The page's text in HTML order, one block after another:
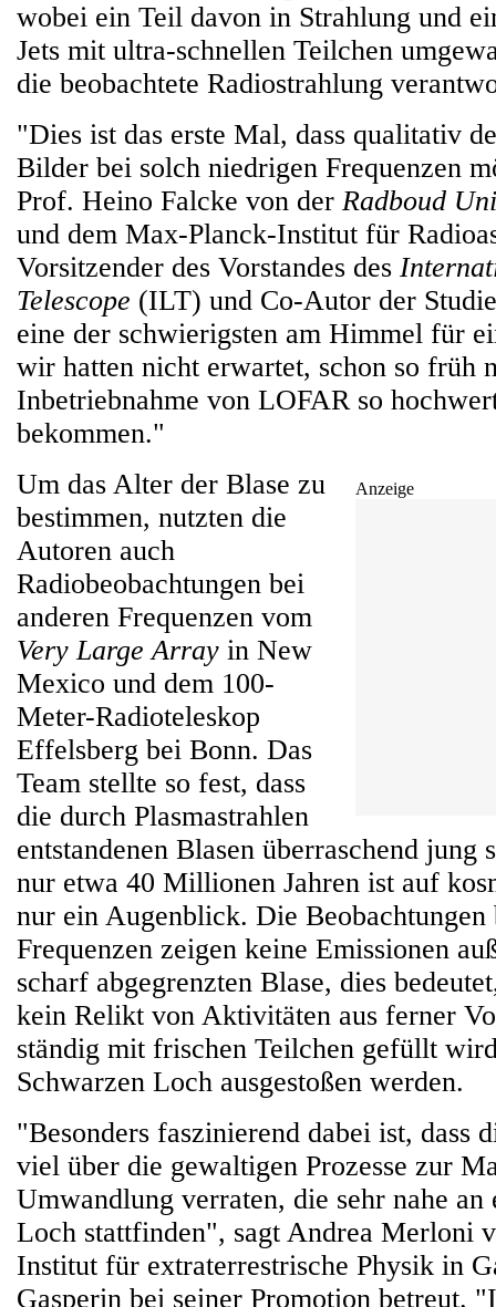
wobei ein Teil davon in Strahlung und
Jets mit ultra-schnellen Teilchen
die beobachtete Radiostrahlung
"Dies ist das erste Mal, dass qualitativ
Bilder bei solch niedrigen Frequenzen
Prof. Heino Falcke von der Radboud
und dem Max-Planck-Institut für
Vorsitzender des Vorstandes des
Telescope (ILT) und Co-Autor der
eine der schwierigsten am Himmel für
wir hatten nicht erwartet, schon so früh
Inbetriebnahme von LOFAR so
bekommen."
Anzeige
Um das Alter der Blase zu
bestimmen, nutzten die
Autoren auch
Radiobeobachtungen bei
anderen Frequenzen vom
Very Large Array in New
Mexico und dem 100-
Meter-Radioteleskop
Effelsberg bei Bonn. Das
Team stellte so fest, dass
die durch Plasmastrahlen
entstandenen Blasen überraschend
nur etwa 40 Millionen Jahren ist auf
nur ein Augenblick. Die Beobachtungen
Frequenzen zeigen keine Emissionen
scharf abgegrenzten Blase, dies
kein Relikt von Aktivitäten aus ferner
ständig mit frischen Teilchen gefüllt
Schwarzen Loch ausgestoßen werden.
"Besonders faszinierend dabei ist, dass
viel über die gewaltigen Prozesse zur
Umwandlung verraten, die sehr nahe an
Loch stattfinden", sagt Andrea Merloni
Institut für extraterrestrische Physik in
Gasperin bei seiner Promotion betreut.